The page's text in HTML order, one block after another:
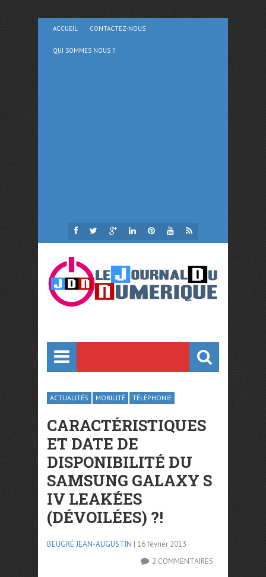
ACCUEIL CONTACTEZ-NOUS
QUI SOMMES NOUS ?
ACTUALITÉS MOBILITÉ TÉLÉPHONIE
CARACTÉRISTIQUES
ET DATE DE
DISPONIBILITÉ DU
SAMSUNG GALAXY S
IV LEAKÉES
(DÉVOILÉES) ?!
BEUGRÉ JEAN-AUGUSTIN | 16 février 2013
2 COMMENTAIRES